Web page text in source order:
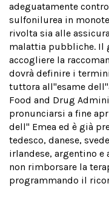
adeguatamente
sulfonilurea in
rivolta sia alle
malattia pubbliche. Il
accogliere la
dovrà definire i
tuttora all''esame
Food and Drug
pronunciarsi a fine
dell'' Emea ed è già
tedesco, danese,
irlandese, argentino e
non rimborsare la
programmando il